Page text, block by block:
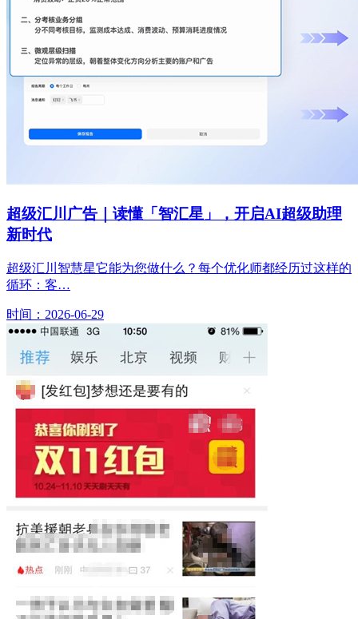
超级汇川广告｜读懂「智汇星」，开启AI超级助理
新时代
超级汇川智慧星它能为您做什么？每个优化师都经历过这样的
循环：客…
时间：2026-06-29